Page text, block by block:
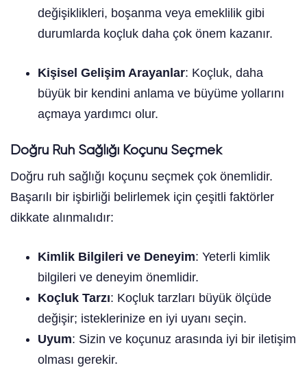
değişiklikleri, boşanma veya emeklilik gibi
durumlarda koçluk daha çok önem kazanır.
Kişisel Gelişim Arayanlar: Koçluk, daha
büyük bir kendini anlama ve büyüme yollarını
açmaya yardımcı olur.
Doğru Ruh Sağlığı Koçunu Seçmek
Doğru ruh sağlığı koçunu seçmek çok önemlidir.
Başarılı bir işbirliği belirlemek için çeşitli faktörler
dikkate alınmalıdır:
Kimlik Bilgileri ve Deneyim: Yeterli kimlik
bilgileri ve deneyim önemlidir.
Koçluk Tarzı: Koçluk tarzları büyük ölçüde
değişir; isteklerinize en iyi uyanı seçin.
Uyum: Sizin ve koçunuz arasında iyi bir iletişim
olması gerekir.